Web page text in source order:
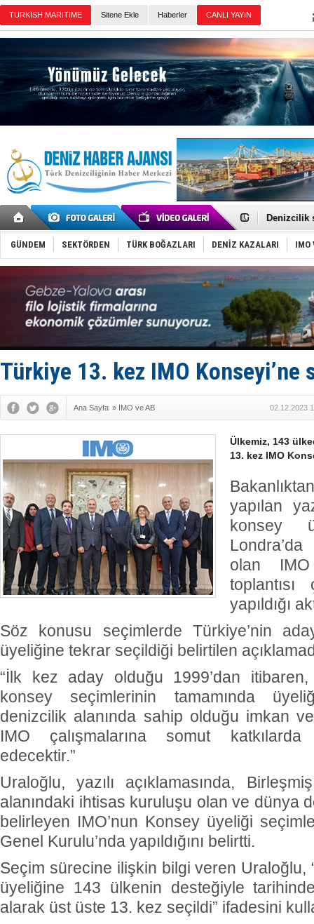
TURKISH MARITIME Sitene Ekle Haberler CANLI YAYIN
Rusya,
Denizcilik
‘14.
Taksi
TÜRKLİM
SOCAR
Dünyanın
Keşfedildi:
Van’da
GÜNDEM SEKTÖRDEN TÜRK BOĞAZLARI DENİZ KAZALARI IMO
Türkiye 13. kez IMO Konseyi’ne
Ana Sayfa » IMO ve AB 02.12.2023
Ülkemiz, 143
13. kez IMO
yapılan
konsey
olan
yapıldığı
​​​​​​​Söz konusu seçimlerde Türkiye’nin
üyeliğine tekrar seçildiği belirtilen
“İlk kez aday olduğu 1999’dan
konsey seçimlerinin tamamında
denizcilik alanında sahip olduğu imkan
IMO çalışmalarına somut
edecektir.”
Uraloğlu, yazılı açıklamasında,
alanındaki ihtisas kuruluşu olan ve dünya
belirleyen IMO’nun Konsey üyeliği
Genel Kurulu’nda yapıldığını belirtti.
Seçim sürecine ilişkin bilgi veren Uraloğlu,
üyeliğine 143 ülkenin desteğiyle
alarak üst üste 13. kez seçildi” ifadesini